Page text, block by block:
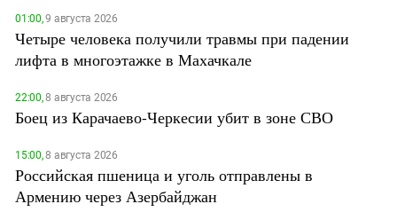
01:00,9 августа 2026
Четыре человека получили травмы при падении
лифта в многоэтажке в Махачкале
22:00,8 августа 2026
Боец из Карачаево-Черкесии убит в зоне СВО
15:00,8 августа 2026
Российская пшеница и уголь отправлены в
Армению через Азербайджан